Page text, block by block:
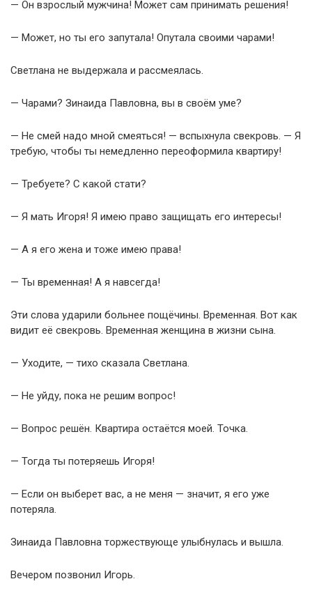
— Он взрослый мужчина! Может сам принимать решения!
— Может, но ты его запутала! Опутала своими чарами!
Светлана не выдержала и рассмеялась.
— Чарами? Зинаида Павловна, вы в своём уме?
— Не смей надо мной смеяться! — вспыхнула свекровь. — Я
требую, чтобы ты немедленно переоформила квартиру!
— Требуете? С какой стати?
— Я мать Игоря! Я имею право защищать его интересы!
— А я его жена и тоже имею права!
— Ты временная! А я навсегда!
Эти слова ударили больнее пощёчины. Временная. Вот как
видит её свекровь. Временная женщина в жизни сына.
— Уходите, — тихо сказала Светлана.
— Не уйду, пока не решим вопрос!
— Вопрос решён. Квартира остаётся моей. Точка.
— Тогда ты потеряешь Игоря!
— Если он выберет вас, а не меня — значит, я его уже
потеряла.
Зинаида Павловна торжествующе улыбнулась и вышла.
Вечером позвонил Игорь.